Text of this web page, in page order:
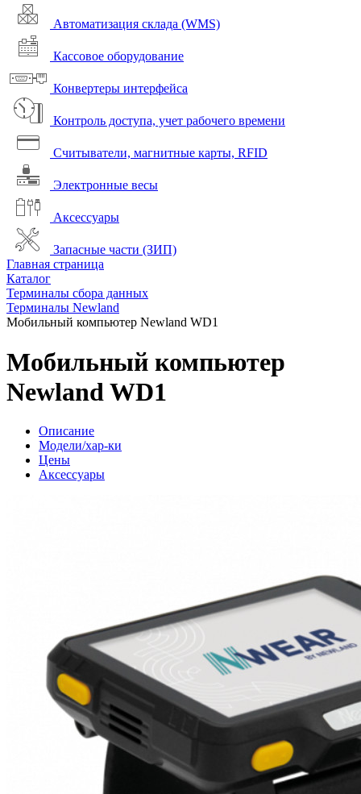
Автоматизация склада (WMS)
Кассовое оборудование
Конвертеры интерфейса
Контроль доступа, учет рабочего времени
Считыватели, магнитные карты, RFID
Электронные весы
Аксессуары
Запасные части (ЗИП)
Главная страница
Каталог
Терминалы сбора данных
Терминалы Newland
Мобильный компьютер Newland WD1
Мобильный компьютер
Newland WD1
Описание
Модели/хар-ки
Цены
Аксессуары